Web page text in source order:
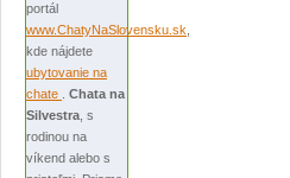
portál
www.ChatyNaSlovensku.sk
kde nájdete
ubytovanie na
chate
Chata na
Silvestra , s
rodinou na
víkend alebo s